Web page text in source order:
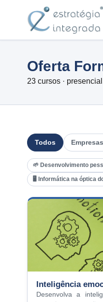
Oferta
23 cursos ·
Todos Empresas
🌱 Desenvolvimento
🖥️ Informática na óptica
Inteligência
Desenvolva a